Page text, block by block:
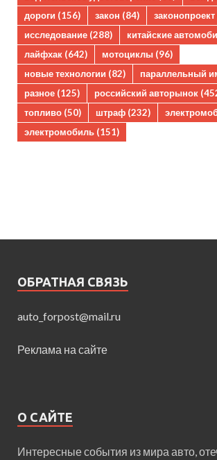
дороги (156) закон (84) законопроект
исследование (288) китайские
лайфхак (642) мотоциклы (96)
новые технологии (82) параллельный
разное (125) российский авторынок
топливо (50) штраф (232)
электромобиль (151)
ОБРАТНАЯ СВЯЗЬ
auto_forpost@mail.ru
Реклама на сайте
О САЙТЕ
Интересные события из мира авто,